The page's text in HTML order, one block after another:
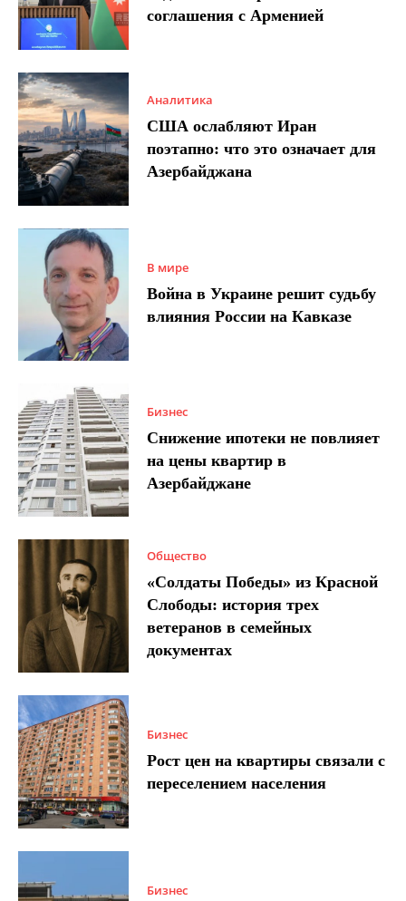
соглашения с Арменией
Аналитика
США ослабляют Иран
поэтапно: что это означает для
Азербайджана
В мире
Война в Украине решит судьбу
влияния России на Кавказе
Бизнес
Снижение ипотеки не повлияет
на цены квартир в
Азербайджане
Общество
«Солдаты Победы» из Красной
Слободы: история трех
ветеранов в семейных
документах
Бизнес
Рост цен на квартиры связали с
переселением населения
Бизнес